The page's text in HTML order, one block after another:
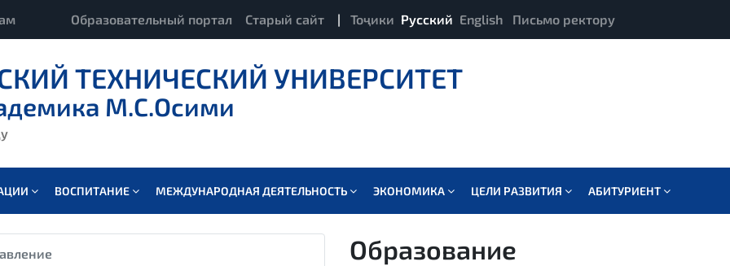
Образовательный портал Старый сайт | Тоҷики Русский English Письмо ректору
ТЕХНИЧЕСКИЙ УНИВЕРСИТЕТ
М.С.Осими
ВОСПИТАНИЕ МЕЖДУНАРОДНАЯ ДЕЯТЕЛЬНОСТЬ ЭКОНОМИКА ЦЕЛИ РАЗВИТИЯ АБИТУРИЕНТ
Образование